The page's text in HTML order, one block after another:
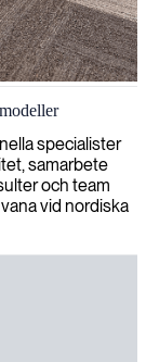
specialister
samarbete
och team
vid nordiska